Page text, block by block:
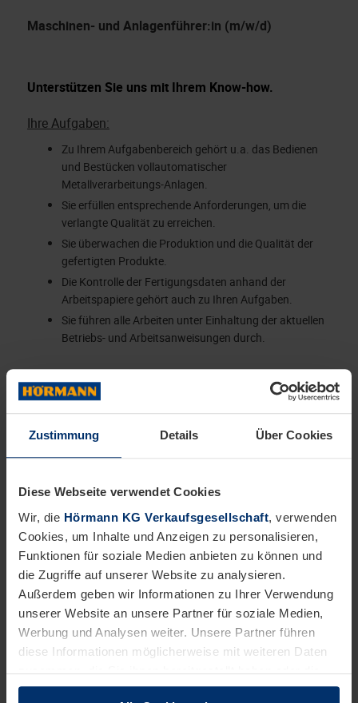
Zustimmung Details Über Cookies
Diese Webseite verwendet Cookies
Wir, die Hörmann KG Verkaufsgesellschaft, verwenden
Cookies, um Inhalte und Anzeigen zu personalisieren,
Funktionen für soziale Medien anbieten zu können und
die Zugriffe auf unserer Website zu analysieren.
Außerdem geben wir Informationen zu Ihrer Verwendung
unserer Website an unsere Partner für soziale Medien,
Werbung und Analysen weiter. Unsere Partner führen
diese Informationen möglicherweise mit weiteren Daten
zusammen, die Sie ihnen bereitgestellt haben oder die
sie im Rahmen Ihrer Nutzung der Dienste gesammelt
Maschinen- und Anlagenführer:in (m/w/d)
Unterstützen Sie uns mit Ihrem Know-how.
Ihre Aufgaben:
Zu Ihrem Aufgabenbereich gehört u.a. das Bedienen
und Bestücken vollautomatischer
Metallverarbeitungs-Anlagen.
Sie erfüllen entsprechende Anforderungen, um die
verlangte Qualität zu erreichen.
Sie überwachen die Produktion und die Qualität der
gefertigten Produkte.
Die Kontrolle der Fertigungsdaten anhand der
Arbeitspapiere gehört auch zu Ihren Aufgaben.
Sie führen alle Arbeiten unter Einhaltung der aktuellen
Betriebs- und Arbeitsanweisungen durch.
Tragen Sie zu unserem gemeinsamen Erfolg bei.
Anlagenführer:in oder vergleichbaren Abschluss oder
Maschinen und Anlagen eines Produktionsbetriebes.
Sie besitzen eine schnelle Auffassungsgabe sowie
technisches Verständnis und sind lernbereit.
Flexibilität, Teamfähigkeit und die Bereitschaft zur
Arbeit in einem Mehrschichtbetrieb runden Ihr Profil
ab.
Dies wäre wünschenswert:
Grundkenntnisse von Pneumatik, Hydraulik und
Elektropneumatik.